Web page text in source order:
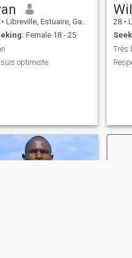
• Libreville, Estuaire, Gabon
Female 18 - 25
optimiste
28 •
Très